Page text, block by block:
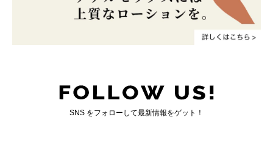
SNS をフォローして最新情報をゲット！